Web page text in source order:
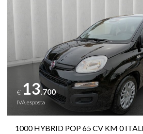
€ 13.700
IVA esposta
1000 HYBRID POP 65 CV KM 0